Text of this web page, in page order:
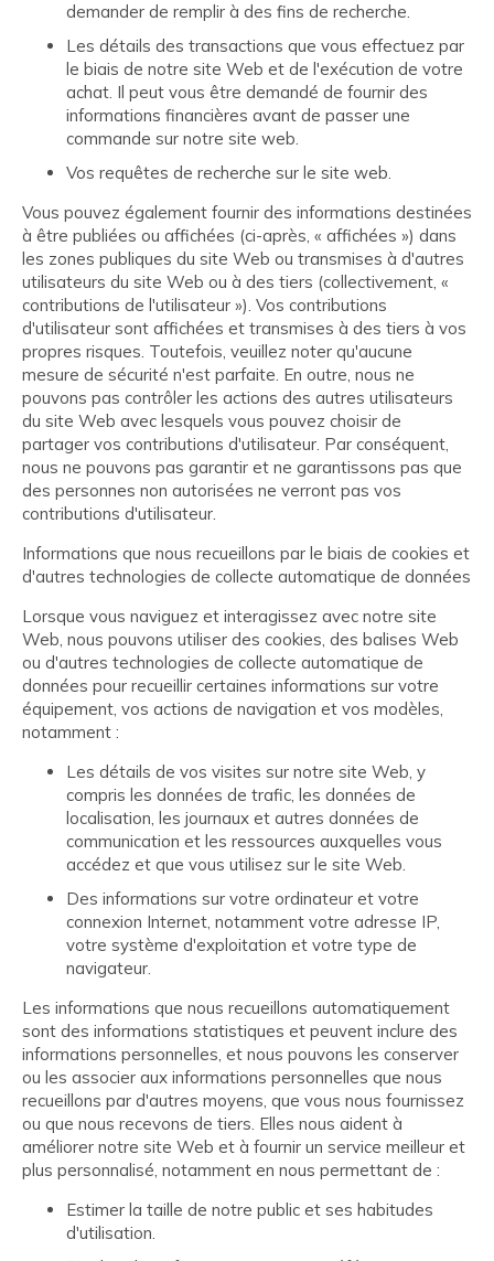
demander de remplir à des fins de recherche.
Les détails des transactions que vous effectuez par
le biais de notre site Web et de l'exécution de votre
achat. Il peut vous être demandé de fournir des
informations financières avant de passer une
commande sur notre site web.
Vos requêtes de recherche sur le site web.
Vous pouvez également fournir des informations destinées
à être publiées ou affichées (ci-après, « affichées ») dans
les zones publiques du site Web ou transmises à d'autres
utilisateurs du site Web ou à des tiers (collectivement, «
contributions de l'utilisateur »). Vos contributions
d'utilisateur sont affichées et transmises à des tiers à vos
propres risques. Toutefois, veuillez noter qu'aucune
mesure de sécurité n'est parfaite. En outre, nous ne
pouvons pas contrôler les actions des autres utilisateurs
du site Web avec lesquels vous pouvez choisir de
partager vos contributions d'utilisateur. Par conséquent,
nous ne pouvons pas garantir et ne garantissons pas que
des personnes non autorisées ne verront pas vos
contributions d'utilisateur.
Informations que nous recueillons par le biais de cookies et
d'autres technologies de collecte automatique de données
Lorsque vous naviguez et interagissez avec notre site
Web, nous pouvons utiliser des cookies, des balises Web
ou d'autres technologies de collecte automatique de
données pour recueillir certaines informations sur votre
équipement, vos actions de navigation et vos modèles,
notamment :
Les détails de vos visites sur notre site Web, y
compris les données de trafic, les données de
localisation, les journaux et autres données de
communication et les ressources auxquelles vous
accédez et que vous utilisez sur le site Web.
Des informations sur votre ordinateur et votre
connexion Internet, notamment votre adresse IP,
votre système d'exploitation et votre type de
navigateur.
Les informations que nous recueillons automatiquement
sont des informations statistiques et peuvent inclure des
informations personnelles, et nous pouvons les conserver
ou les associer aux informations personnelles que nous
recueillons par d'autres moyens, que vous nous fournissez
ou que nous recevons de tiers. Elles nous aident à
améliorer notre site Web et à fournir un service meilleur et
plus personnalisé, notamment en nous permettant de :
Estimer la taille de notre public et ses habitudes
d'utilisation.